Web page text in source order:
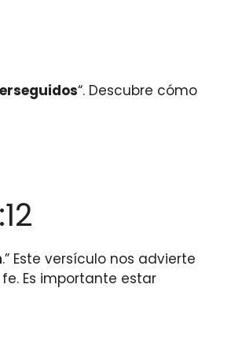
“. Descubre cómo
.” Este versículo nos advierte
Es importante estar